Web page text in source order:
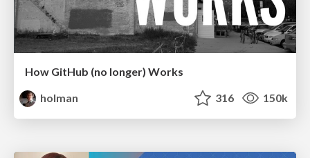
How GitHub (no longer) Works
holman
316 150k